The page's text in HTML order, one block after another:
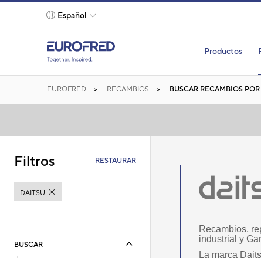
text.skipToContent
text.skipToNavigation
Español
Productos
EUROFRED RECAMBIOS BUSCAR RECAMBIOS
Filtros RESTAURAR
DAITSU
BUSCAR
Recambios,
industrial y
La marca